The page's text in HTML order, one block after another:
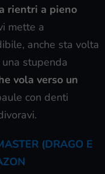
rientri a pieno
mette a
anche sta volta
stupenda
vola verso un
con denti
(DRAGO E